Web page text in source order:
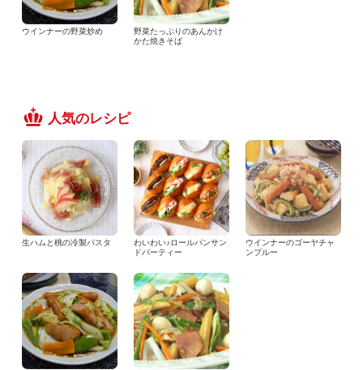
ウインナーの野菜炒め
野菜たっぷりのあんかけ
かた焼きそば
人気のレシピ
生ハムと桃の冷製パスタ
わいわい♪ロールパンサン
ドパーティー
ウインナーのゴーヤチャ
ンプルー